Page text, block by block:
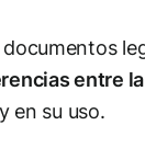
entre
en su uso.